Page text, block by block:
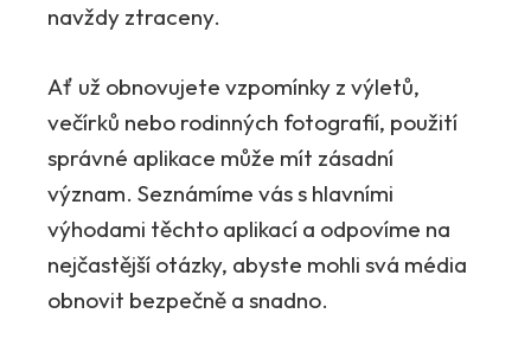
navždy ztraceny.
Ať už obnovujete vzpomínky z výletů,
večírků nebo rodinných fotografií, použití
správné aplikace může mít zásadní
význam. Seznámíme vás s hlavními
výhodami těchto aplikací a odpovíme na
nejčastější otázky, abyste mohli svá média
obnovit bezpečně a snadno.